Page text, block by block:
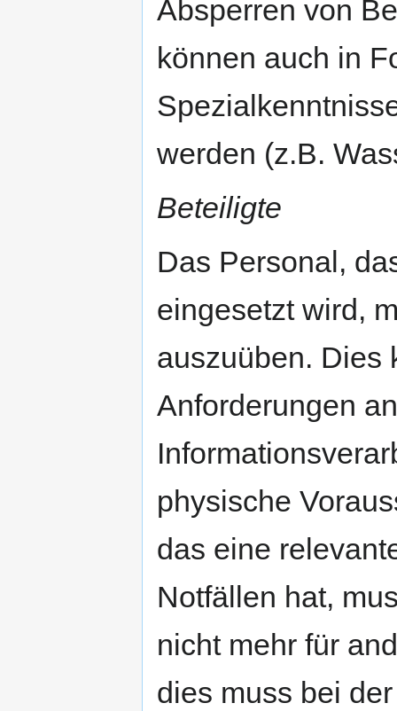
Absperren von
können auch in
werden (z.B.
Beteiligte
Das Personal,
eingesetzt wird,
auszuüben. Dies
Anforderungen
physische
das eine
Notfällen hat,
nicht mehr für
dies muss bei